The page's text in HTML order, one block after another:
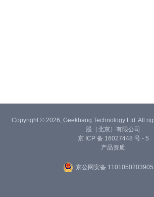
Copyright © 2026, Geekbang Technology Ltd. All
股（北京）有限公司
京 ICP 备 16027448 号 - 5
产品资质
京公网安备